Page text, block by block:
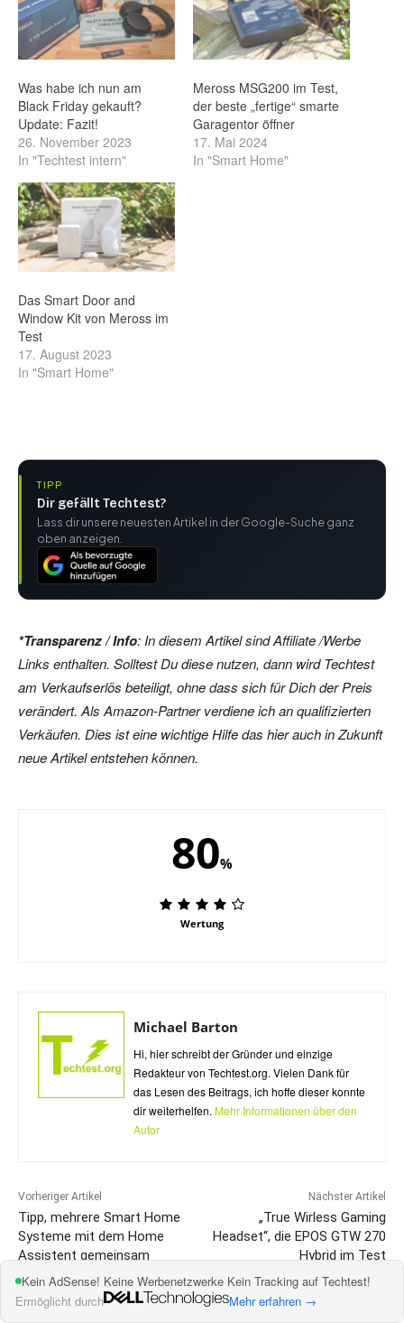
Was habe ich nun am
Black Friday gekauft?
Update: Fazit!
26. November 2023
In "Techtest intern"
Meross MSG200 im Test,
der beste „fertige“ smarte
Garagentor öffner
17. Mai 2024
In "Smart Home"
Das Smart Door and
Window Kit von Meross im
Test
17. August 2023
In "Smart Home"
TIPP
Dir gefällt Techtest?
Lass dir unsere neuesten Artikel in der Google-Suche ganz
oben anzeigen.
*Transparenz / Info: In diesem Artikel sind Affiliate /Werbe
Links enthalten. Solltest Du diese nutzen, dann wird Techtest
am Verkaufserlös beteiligt, ohne dass sich für Dich der Preis
verändert. Als Amazon-Partner verdiene ich an qualifizierten
Verkäufen. Dies ist eine wichtige Hilfe das hier auch in Zukunft
neue Artikel entstehen können.
80%
Wertung
Michael Barton
Hi, hier schreibt der Gründer und einzige
Redakteur von Techtest.org. Vielen Dank für
das Lesen des Beitrags, ich hoffe dieser konnte
dir weiterhelfen. Mehr Informationen über den
Autor
Vorheriger Artikel
Tipp, mehrere Smart Home
Systeme mit dem Home
Assistent gemeinsam
steuern
Nächster Artikel
„True Wirless Gaming
Headset“, die EPOS GTW 270
Hybrid im Test
Kein AdSense! Keine Werbenetzwerke Kein Tracking auf Techtest!
Ermöglicht durch
Mehr erfahren →